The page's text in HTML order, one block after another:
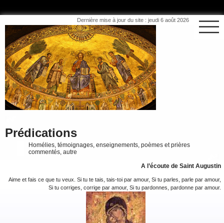
Dernière mise à jour du site : jeudi 6 août 2026
Prédications
Homélies, témoignages, enseignements, poèmes et prières
commentés, autre
A l’écoute de Saint Augustin
Aime et fais ce que tu veux. Si tu te tais, tais-toi par amour, Si tu parles, parle par amour,
Si tu corriges, corrige par amour, Si tu pardonnes, pardonne par amour.